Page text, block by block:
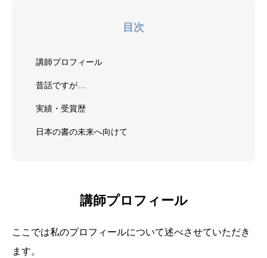
目次
講師プロフィール
昔話ですが…
実績・受賞歴
日本の書の未来へ向けて
講師プロフィール
ここでは私のプロフィールについて述べさせていただき
ます。